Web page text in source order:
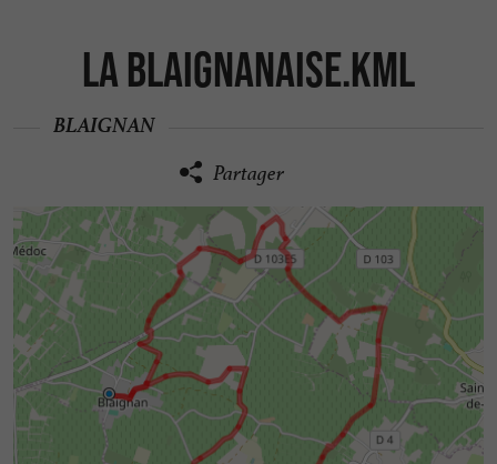
La Blaignanaise.kml
BLAIGNAN
Partager